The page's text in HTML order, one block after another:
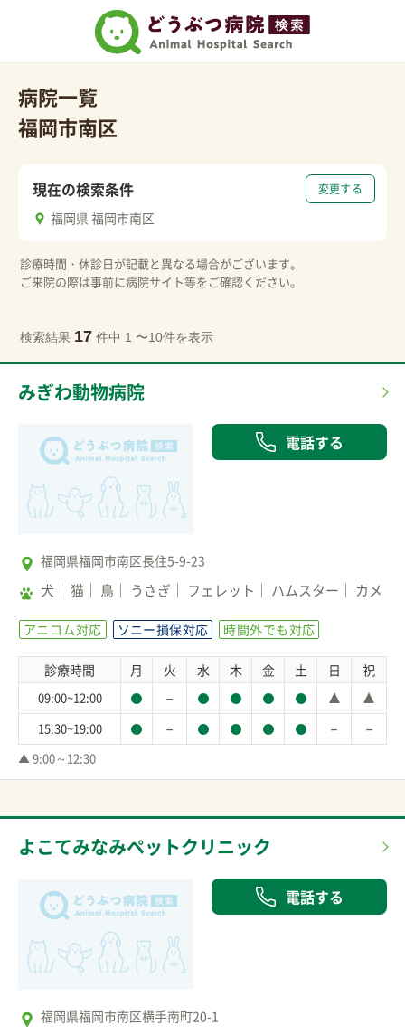
病院一覧
福岡市南区
変更する
現在の検索条件
福岡県 福岡市南区
診療時間・休診日が記載と異なる場合がございます。
ご来院の際は事前に病院サイト等をご確認ください。
検索結果 17 件中 1 〜10件を表示
みぎわ動物病院
電話する
福岡県福岡市南区長住5-9-23
犬 猫 鳥 うさぎ フェレット ハムスター カメ
アニコム対応 ソニー損保対応 時間外でも対応
診療時間 月 火 水 木 金 土 日 祝
09:00~12:00 －
15:30~19:00 － － －
▲ 9:00～12:30
よこてみなみペットクリニック
電話する
福岡県福岡市南区横手南町20-1